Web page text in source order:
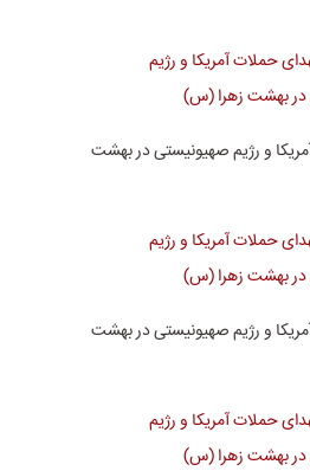
و رژیم صهیونیستی در بهشت
و رژیم صهیونیستی در بهشت